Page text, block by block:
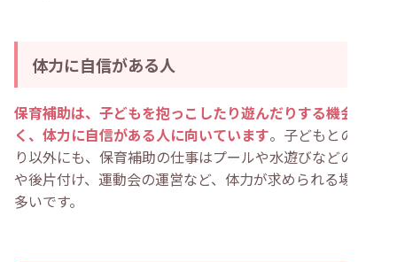
体力に自信がある人
保育補助は、子どもを抱っこしたり遊んだりする機会も多
く、体力に自信がある人に向いています。子どもとの関わ
り以外にも、保育補助の仕事はプールや水遊びなどの準備
や後片付け、運動会の運営など、体力が求められる場面が
多いです。